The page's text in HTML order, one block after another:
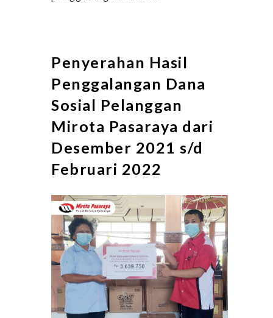
Penyerahan Hasil
Penggalangan Dana
Sosial Pelanggan
Mirota Pasaraya dari
Desember 2021 s/d
Februari 2022